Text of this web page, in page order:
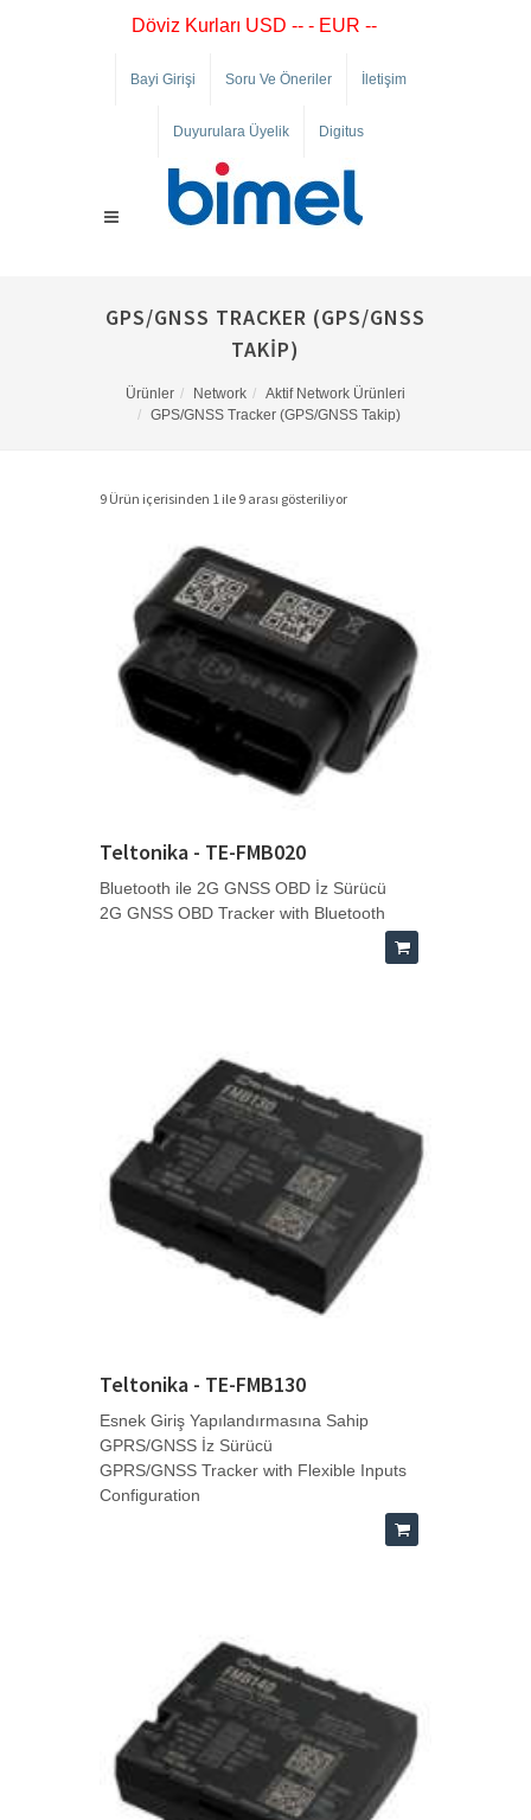
Döviz Kurları USD -- - EUR --
Bayi Girişi Soru Ve Öneriler İletişim
Duyurulara Üyelik Digitus
GPS/GNSS TRACKER (GPS/GNSS
TAKIP)
Ürünler Network
Aktif Network Ürünleri
GPS/GNSS Tracker (GPS/GNSS Takip)
9 Ürün içerisinden 1 ile 9 arası gösteriliyor
Teltonika - TE-FMB020
Bluetooth ile 2G GNSS OBD İz Sürücü
2G GNSS OBD Tracker with Bluetooth
Teltonika - TE-FMB130
Esnek Giriş Yapılandırmasına Sahip
GPRS/GNSS İz Sürücü
GPRS/GNSS Tracker with Flexible Inputs
Configuration